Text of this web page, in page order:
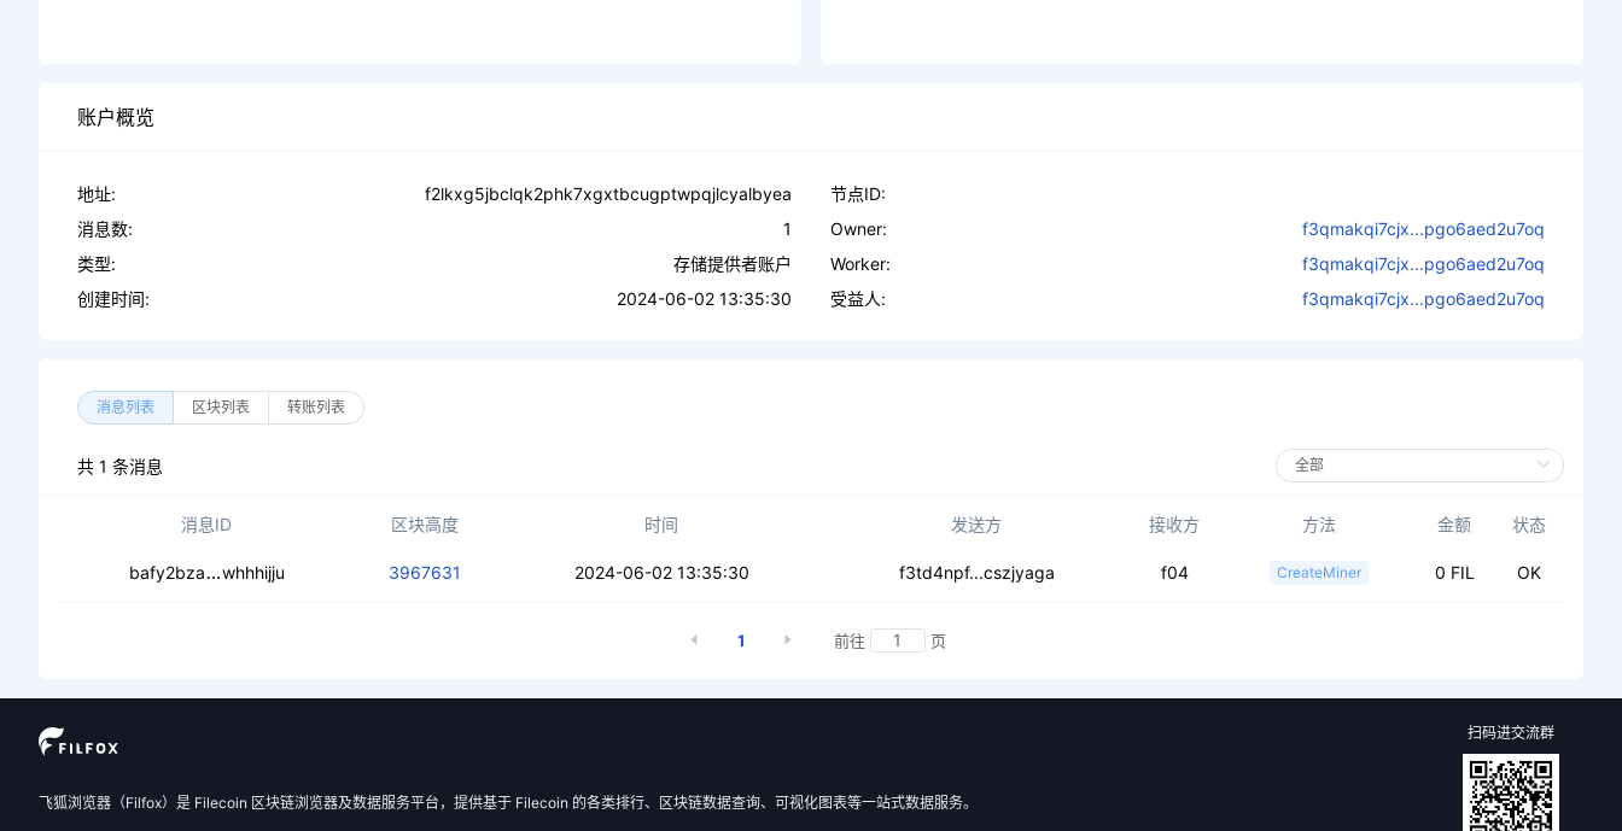
账户概览
地址:
f2lkxg5jbclqk2phk7xgxtbcugptwpqjlcyalbyea
消息数:
1
类型:
存储提供者账户
创建时间:
2024-06-02 13:35:30
节点ID:
Owner:
f3qmakqi7cjx...pgo6aed2u7oq
Worker:
f3qmakqi7cjx...pgo6aed2u7oq
受益人:
f3qmakqi7cjx...pgo6aed2u7oq
消息列表 区块列表 转账列表
共 1 条消息
消息ID 区块高度 时间 发送方 接收方 方法 金额 状态
bafy2bza cecqzzo6kxsecxz6asfgjuaxc6n36ykdatcr6wnagwdgzu
whhhijju 3967631 2024-06-02 13:35:30 f3td4npf...cszjyaga f04 CreateMiner 0 FIL OK
1 前往 页
飞狐浏览器（Filfox）是 Filecoin 区块链浏览器及数据服务平台，提供基于 Filecoin 的各类排行、区块链数据查询、可视化图表等一站式数据服务。
扫码进交流群